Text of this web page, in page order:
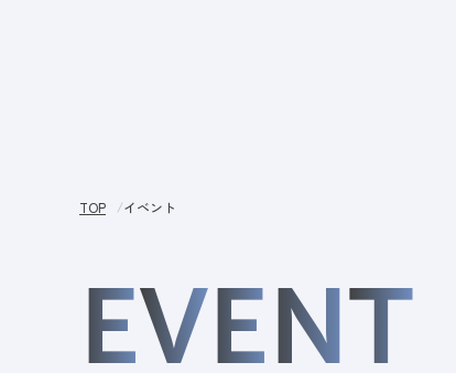
TOP イベント
EVENT